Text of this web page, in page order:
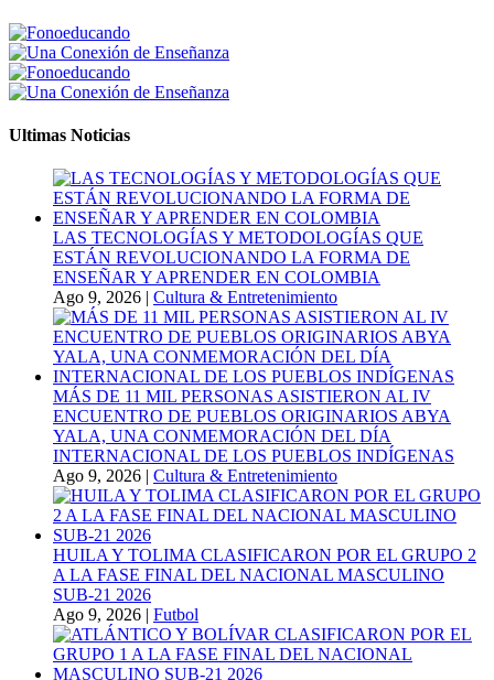
Ultimas Noticias
LAS TECNOLOGÍAS Y METODOLOGÍAS QUE
ESTÁN REVOLUCIONANDO LA FORMA DE
ENSEÑAR Y APRENDER EN COLOMBIA
Ago 9, 2026
Cultura & Entretenimiento
MÁS DE 11 MIL PERSONAS ASISTIERON AL IV
ENCUENTRO DE PUEBLOS ORIGINARIOS ABYA
YALA, UNA CONMEMORACIÓN DEL DÍA
INTERNACIONAL DE LOS PUEBLOS INDÍGENAS
Ago 9, 2026
Cultura & Entretenimiento
HUILA Y TOLIMA CLASIFICARON POR EL GRUPO 2
A LA FASE FINAL DEL NACIONAL MASCULINO
SUB-21 2026
Ago 9, 2026
Futbol